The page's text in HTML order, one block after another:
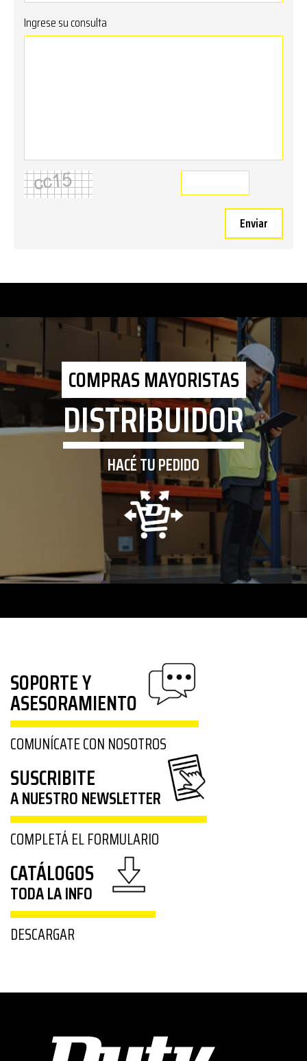
Ingrese su consulta
Enviar
COMPRAS MAYORISTAS
DISTRIBUIDOR
HACÉ TU PEDIDO
SOPORTE Y
ASESORAMIENTO
COMUNÍCATE CON NOSOTROS
SUSCRIBITE
A NUESTRO NEWSLETTER
COMPLETÁ EL FORMULARIO
CATÁLOGOS
TODA LA INFO
DESCARGAR